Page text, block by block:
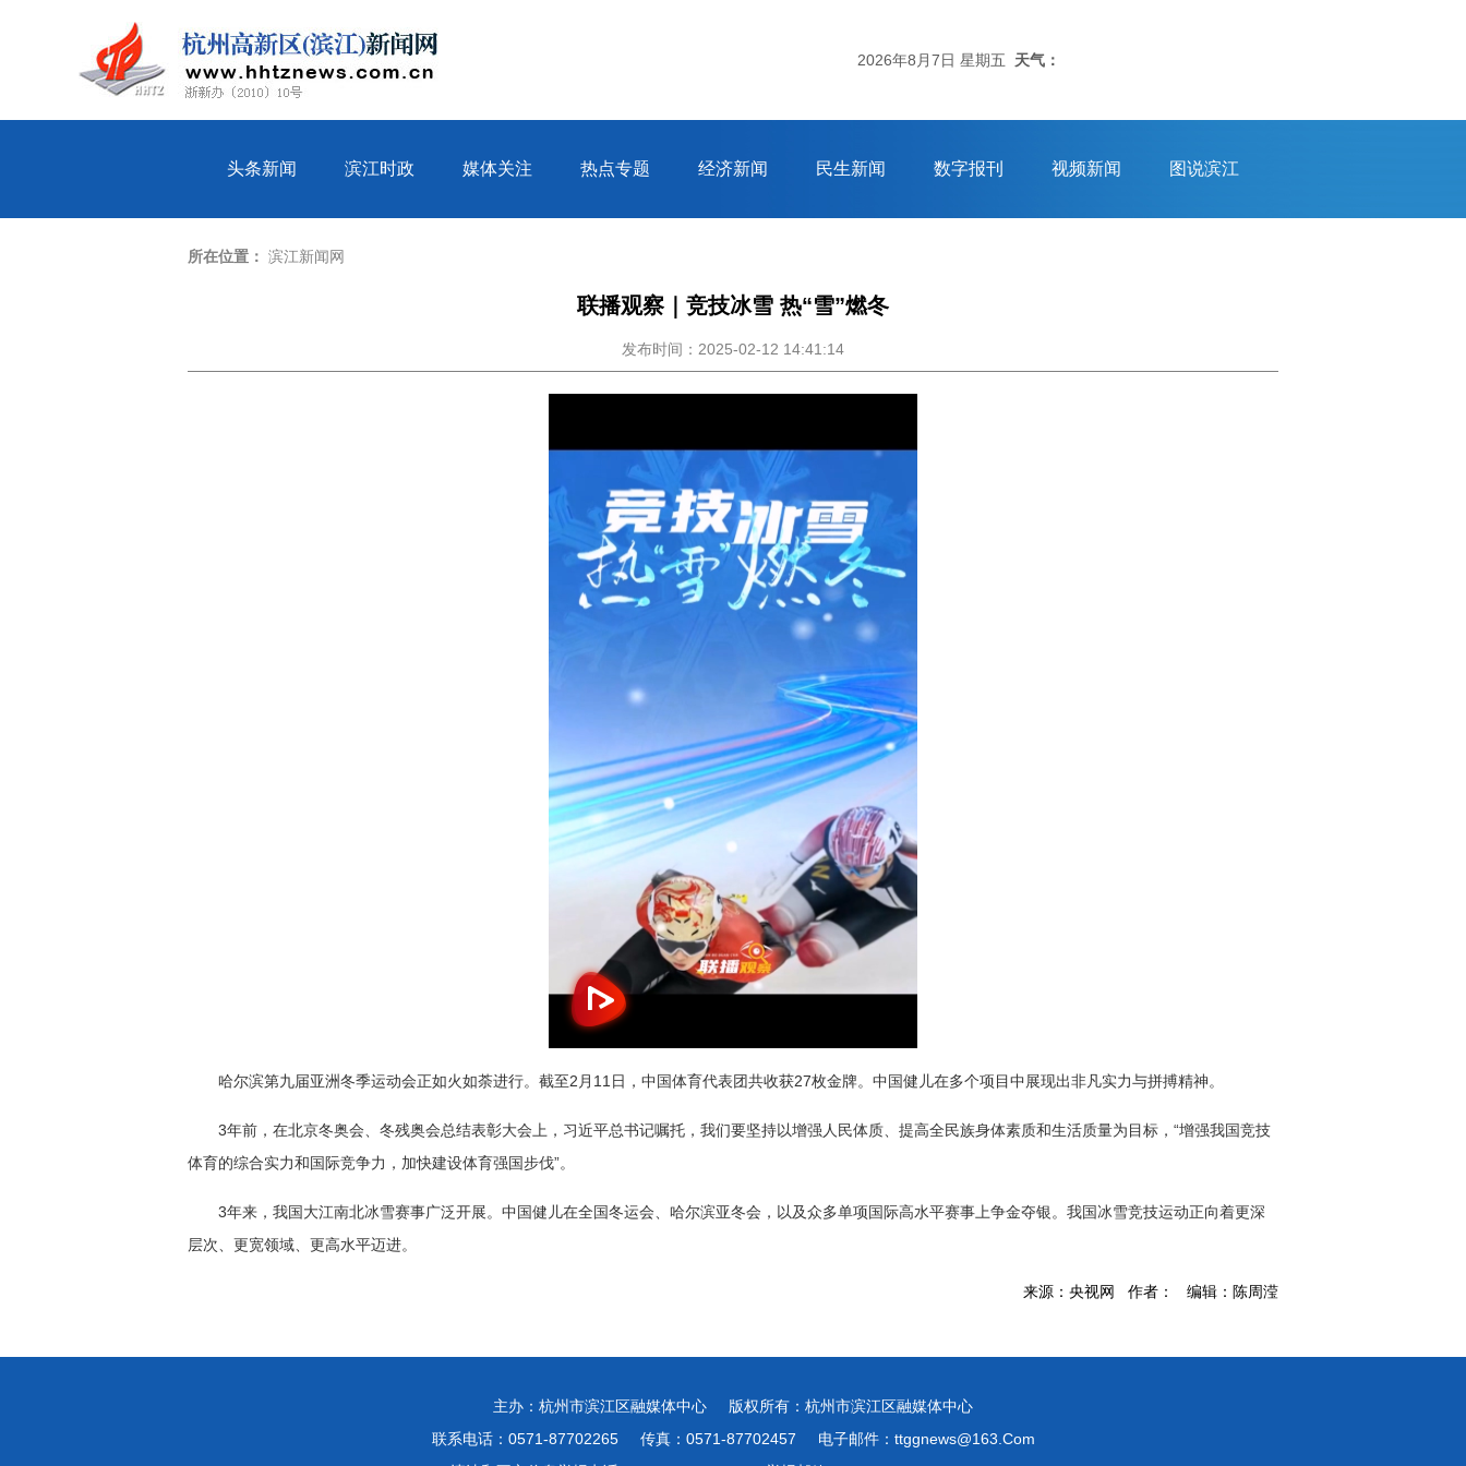
2026年8月7日 星期五 天气：
头条新闻 滨江时政 媒体关注 热点专题 经济新闻 民生新闻 数字报刊 视频新闻 图说滨江
所在位置： 滨江新闻网
联播观察｜竞技冰雪 热“雪”燃冬
发布时间：2025-02-12 14:41:14
哈尔滨第九届亚洲冬季运动会正如火如荼进行。截至2月11日，中国体育代表团共收获27枚金牌。中国健儿在多个项目中展现出非凡实力与拼搏精神。
3年前，在北京冬奥会、冬残奥会总结表彰大会上，习近平总书记嘱托，我们要坚持以增强人民体质、提高全民族身体素质和生活质量为目标，“增强我国竞技
体育的综合实力和国际竞争力，加快建设体育强国步伐”。
3年来，我国大江南北冰雪赛事广泛开展。中国健儿在全国冬运会、哈尔滨亚冬会，以及众多单项国际高水平赛事上争金夺银。我国冰雪竞技运动正向着更深
层次、更宽领域、更高水平迈进。
来源：央视网 作者： 编辑：陈周滢
主办：杭州市滨江区融媒体中心
版权所有：杭州市滨江区融媒体中心
联系电话：0571-87702265
传真：0571-87702457
电子邮件：ttggnews@163.Com